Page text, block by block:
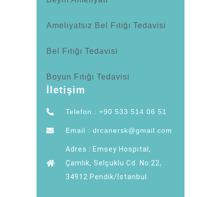
Ameliyatsız Bel Fıtığı Tedavisi
Bel Fıtığı Tedavisi
Boyun Fıtığı Tedavisi
İletişim
Telefon : +90 533 514 06 51
Email : drcanersk@gmail.com
Adres : Emsey Hospital,
Çamlık, Selçuklu Cd. No:22,
34912 Pendik/İstanbul